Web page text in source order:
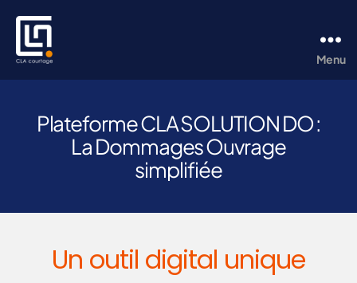
Menu
Plateforme CLA SOLUTION DO :
La Dommages Ouvrage
simplifiée
Un outil digital unique